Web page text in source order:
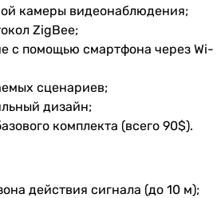
камеры видеонаблюдения;
ZigBee;
с помощью смартфона через Wi-
сценариев;
дизайн;
комплекта (всего 90$).
действия сигнала (до 10 м);